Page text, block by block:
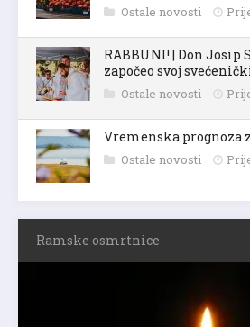
Ostale novosti
RABBUNI! | Don
započeo svoj
Ostale novosti
Vremenska prognoza
Ostale novosti
Ramske osmrtnice